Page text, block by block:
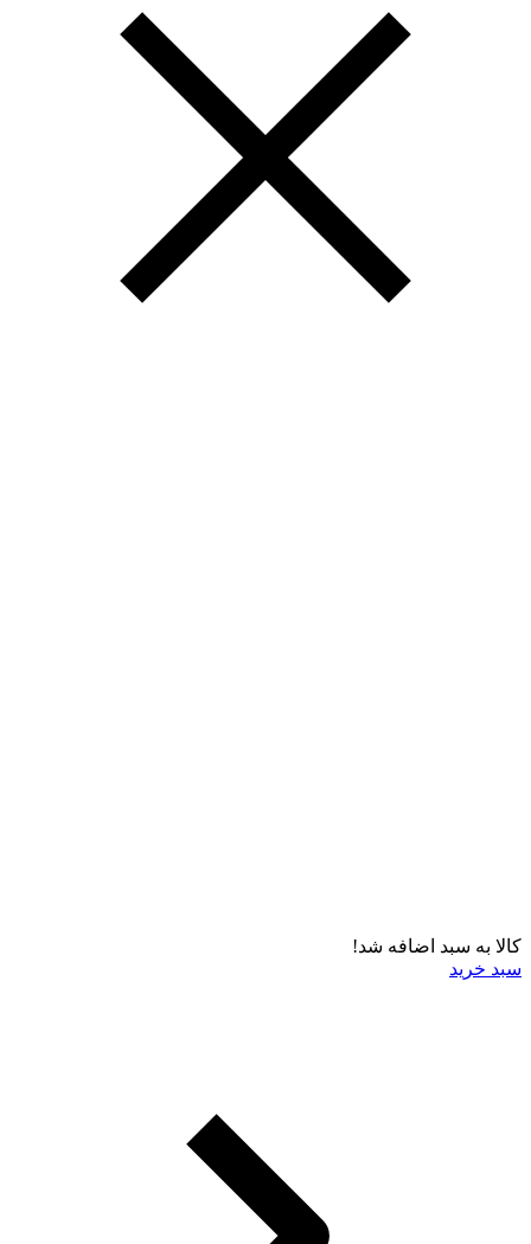
کالا به سبد اضافه شد!
سبد خرید